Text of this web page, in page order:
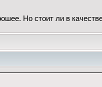
Но стоит ли в